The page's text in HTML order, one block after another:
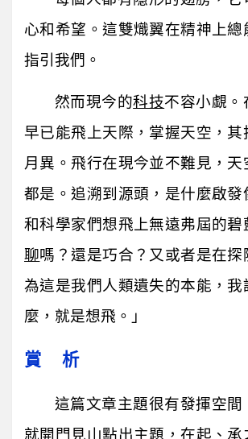
心和希望。這雙熾翼在精神上總
指引我們。
然而現今的科技不容小覷。
早已能飛上天際，掌握天空，其
月異。飛行在現今並不難見，天
都是。追溯到源頭，是什麼啟發
和科學家們想飛上無遠弗屆的碧
聊嗎？還是巧合？又或者是在探
為這是我們人類遺失的本能，我
麼，就是想飛。」
賞 析
這篇文章主題很有發揮空間
就開門見山點出主題，在起、承